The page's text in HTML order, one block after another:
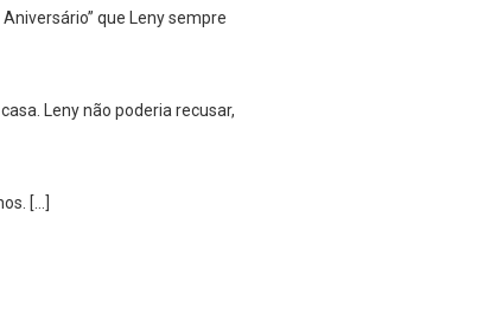
que Leny sempre
Leny não poderia recusar,
[…]